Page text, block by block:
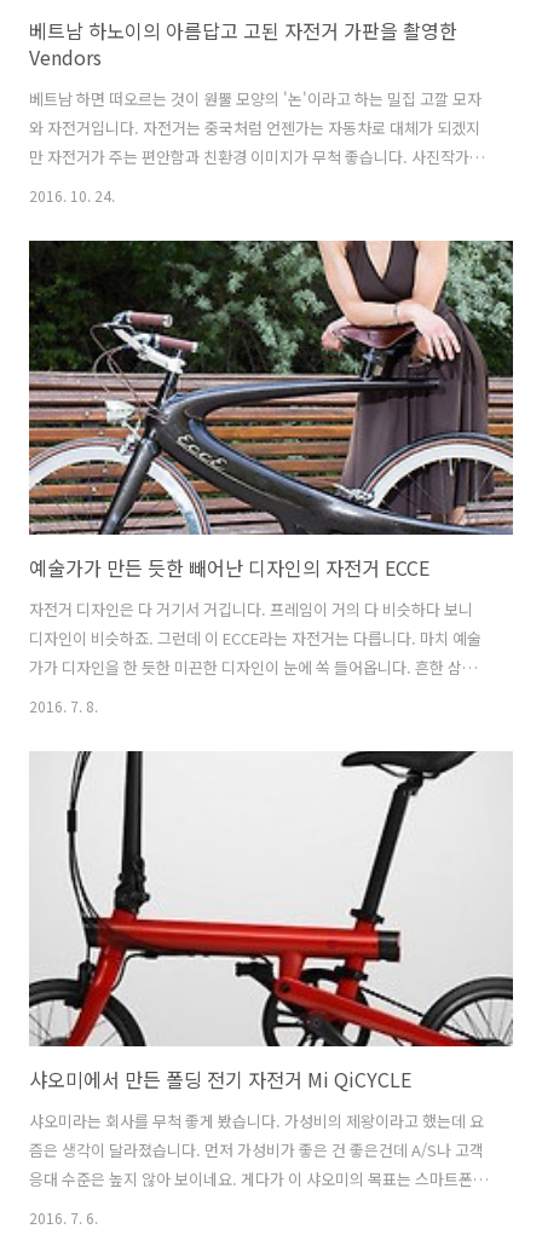
베트남 하노이의 아름답고 고된 자전거 가판을 촬영한
Vendors
베트남 하면 떠오르는 것이 원뿔 모양의 '논'이라고 하는 밀집 고깔 모자
와 자전거입니다. 자전거는 중국처럼 언젠가는 자동차로 대체가 되겠지
만 자전거가 주는 편안함과 친환경 이미지가 무척 좋습니다. 사진작가
Loes Heerink는 하노이의 여러 다리 위에서 다리 밑을 지나가는 수 많
고 지나가는 모습을 내려다 보면서 그 풍경이 무척 아름답다고 느꼈습니
다. 물론, 그녀도 이 자전거를 몰고 가는 분들이 대부분 이민 노동자들이
고 여성 노동자입니다. 푼돈이라도 벌기 위해서 자전거 앞 뒤에 물건을
가득 싣고 길거리에서 과일 등을 판매합니다. 이 여성 노동자들를 담은
사진을 촬영한 후 Vendors라는 사진집을 낼 계획입니다. 이 여성 노동
자들의 ..
2016. 10. 24.
예술가가 만든 듯한 빼어난 디자인의 자전거 ECCE
자전거 디자인은 다 거기서 거깁니다. 프레임이 거의 다 비슷하다 보니
디자인이 비슷하죠. 그런데 이 ECCE라는 자전거는 다릅니다. 마치 예술
가가 디자인을 한 듯한 미끈한 디자인이 눈에 쏙 들어옵니다. 흔한 삼각
형 프레임이 아닌 브메랑 같은 유선형 프레임이 눈에 쏙 들어옵니다. 유
브레이크 시스템으로 되어 있고 안장은 가죽 안장입니다. 탄소 섬유 제품
도 있지만 나무 프레임 제품도 있습니다. 상당히 독특한 디자인의 자전거
ECCE입니다. 출처 : http://www.ecce-cycles.com/
2016. 7. 8.
샤오미에서 만든 폴딩 전기 자전거 Mi QiCYCLE
샤오미라는 회사를 무척 좋게 봤습니다. 가성비의 제왕이라고 했는데 요
즘은 생각이 달라졌습니다. 먼저 가성비가 좋은 건 좋은건데 A/S나 고객
응대 수준은 높지 않아 보이네요. 게다가 이 샤오미의 목표는 스마트폰
2016. 7. 6.